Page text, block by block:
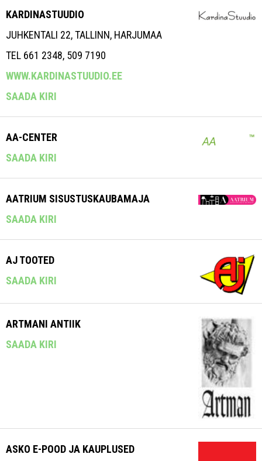
KARDINASTUUDIO
JUHKENTALI 22, TALLINN, HARJUMAA
TEL 661 2348, 509 7190
WWW.KARDINASTUUDIO.EE
SAADA KIRI
AA-CENTER
SAADA KIRI
AATRIUM SISUSTUSKAUBAMAJA
SAADA KIRI
AJ TOOTED
SAADA KIRI
ARTMANI ANTIIK
SAADA KIRI
ASKO E-POOD JA KAUPLUSED